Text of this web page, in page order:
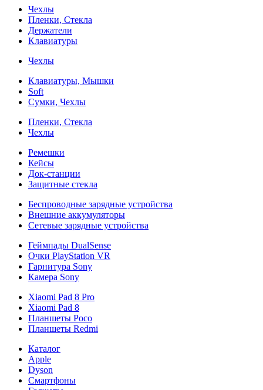
Чехлы
Пленки, Стекла
Держатели
Клавиатуры
Чехлы
Клавиатуры, Мышки
Soft
Сумки, Чехлы
Пленки, Стекла
Чехлы
Ремешки
Кейсы
Док-станции
Защитные стекла
Беспроводные зарядные устройства
Внешние аккумуляторы
Сетевые зарядные устройства
Геймпады DualSense
Очки PlayStation VR
Гарнитура Sony
Камера Sony
Xiaomi Pad 8 Pro
Xiaomi Pad 8
Планшеты Poco
Планшеты Redmi
Каталог
Apple
Dyson
Смартфоны